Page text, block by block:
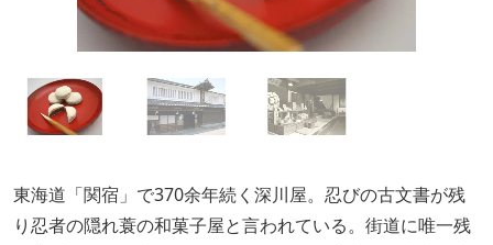
東海道「関宿」で370余年続く深川屋。忍びの古文書が残
り忍者の隠れ蓑の和菓子屋と言われている。街道に唯一残